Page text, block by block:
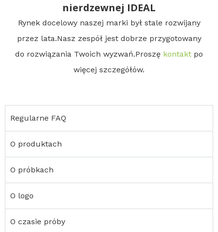
nierdzewnej IDEAL
Rynek docelowy naszej marki był stale rozwijany
przez lata.Nasz zespół jest dobrze przygotowany
do rozwiązania Twoich wyzwań.Proszę kontakt po
więcej szczegółów.
Regularne FAQ
O produktach
O próbkach
O logo
O czasie próby